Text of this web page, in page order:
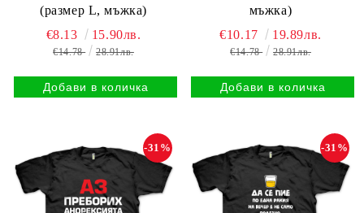
(размер L, мъжка)
€8.13 15.90лв.
€14.78 28.91лв.
мъжка)
€10.17 19.89лв.
€14.78 28.91лв.
-31% -31%